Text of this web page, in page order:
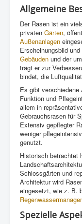
Allgemeine
Der Rasen ist ein
privaten Gärten,
Außenanlagen
Erscheinungsbild
Gebäuden und der
trägt er zur
bindet, die
Es gibt
Funktion und
allem in
Gebrauchsrasen für
Extensiv gepflegter
weniger
genutzt.
Historisch betrachtet
Schlossgärten und
Architektur wird
eingesetzt, wie z. B.
Spezielle